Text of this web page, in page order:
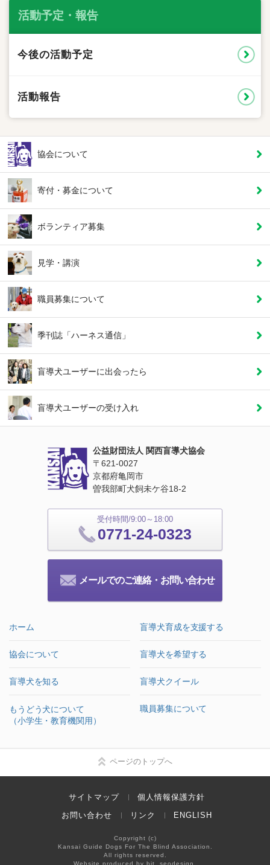
活動予定・報告
今後の活動予定
活動報告
協会について
寄付・募金について
ボランティア募集
見学・講演
職員募集について
季刊誌「ハーネス通信」
盲導犬ユーザーに出会ったら
盲導犬ユーザーの受け入れ
公益財団法人 関西盲導犬協会
〒621‐0027
京都府亀岡市
曽我部町犬飼未ケ谷18‐2
受付時間/9:00～18:00
0771-24-0323
メールでのご連絡・お問い合わせ
ページのトップへ
ホーム
協会について
盲導犬を知る
もうどう犬について
（小学生・教育機関用）
盲導犬育成を支援する
盲導犬を希望する
盲導犬クイール
職員募集について
サイトマップ
個人情報保護方針
お問い合わせ
リンク ENGLISH
Copyright (c)
Kansai Guide Dogs For The Blind Association.
All rights reserved.
Website produced by bit, seodesign.